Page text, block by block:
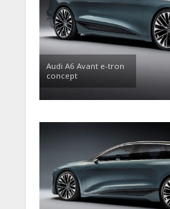
Audi A6 Avant e-tron
concept